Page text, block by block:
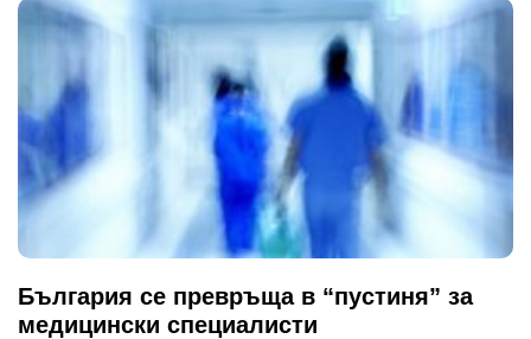
България се превръща в “пустиня” за
медицински специалисти